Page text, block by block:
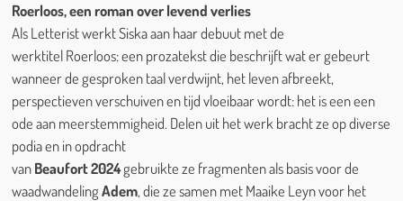
Roerloos, een roman over levend verlies
Als Letterist werkt Siska aan haar debuut met de
werktitel Roerloos: een prozatekst die beschrijft wat er gebeurt
wanneer de gesproken taal verdwijnt, het leven afbreekt,
perspectieven verschuiven en tijd vloeibaar wordt: het is een een
ode aan meerstemmigheid. Delen uit het werk bracht ze op diverse
podia en in opdracht
vanBeaufort 2024gebruikte ze fragmenten als basis voor de
waadwandelingAdem, die ze samen met Maaike Leyn voor het